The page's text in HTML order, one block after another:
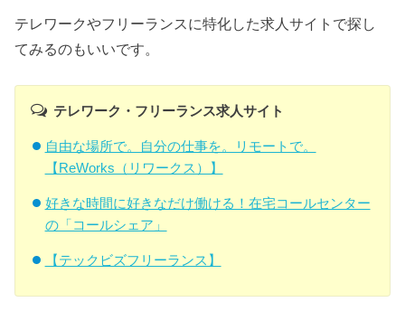
テレワークやフリーランスに特化した求人サイトで探し
てみるのもいいです。
テレワーク・フリーランス求人サイト
自由な場所で。自分の仕事を。リモートで。
【ReWorks（リワークス）】
好きな時間に好きなだけ働ける！在宅コールセンター
の「コールシェア」
【テックビズフリーランス】